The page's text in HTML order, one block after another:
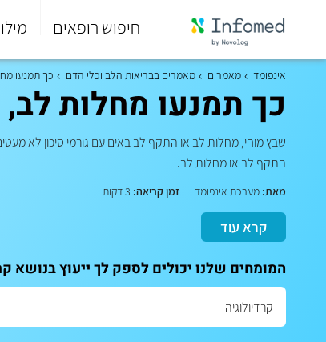
חיפוש רופאים
סוף
התפריט
אינפומד מאמרים מאמרים בבריאות הלב וכלי הדם כך תמנעו
כך תמנעו מחלות
שבץ מוחי, מחלות לב או התקף לב באים עם גורמי סיכון לא
התקף לב או מחלות לב.
מאת: מערכת אינפומד זמן קריאה:
קרא עוד
המומחים שלנו יכולים לספק לך ייעוץ בנושא